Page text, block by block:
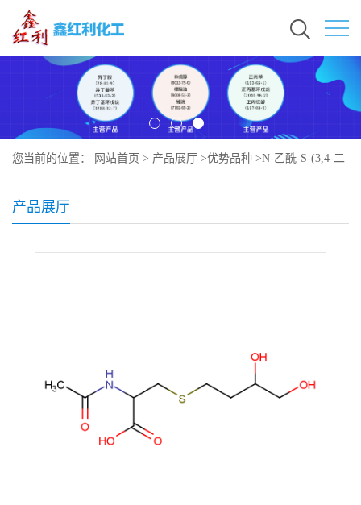
您当前的位置： 网站首页 > 产品展厅 >优势品种 >N-乙酰-S-(3,4-二
产品展厅